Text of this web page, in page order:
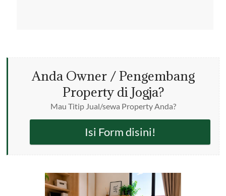
Anda Owner / Pengembang
Property di Jogja?
Mau Titip Jual/sewa Property Anda?
Isi Form disini!